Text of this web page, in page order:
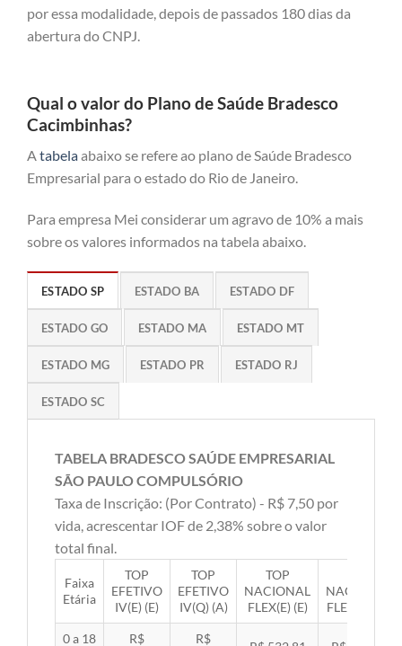
por essa modalidade, depois de passados 180 dias da
abertura do CNPJ.
Qual o valor do Plano de Saúde Bradesco
Cacimbinhas?
Atabelaabaixo se refere ao plano de Saúde Bradesco
Empresarial para o estado do Rio de Janeiro.
Para empresa Mei considerar um agravo de 10% a mais
sobre os valores informados na tabela abaixo.
ESTADO SP ESTADO BA ESTADO DF
ESTADO GO ESTADO MA ESTADO MT
ESTADO MG ESTADO PR ESTADO RJ
ESTADO SC
TABELA BRADESCO SAÚDE EMPRESARIAL
SÃO PAULO COMPULSÓRIO
Taxa de Inscrição: (Por Contrato) - R$ 7,50 por
vida, acrescentar IOF de 2,38% sobre o valor
total final.
Faixa
Etária
TOP
EFETIVO
IV(E) (E)
TOP
EFETIVO
IV(Q) (A)
TOP
NACIONAL
FLEX(E) (E)
NACIONAL
FLEX(Q) (A)
0 a 18 R$ R$